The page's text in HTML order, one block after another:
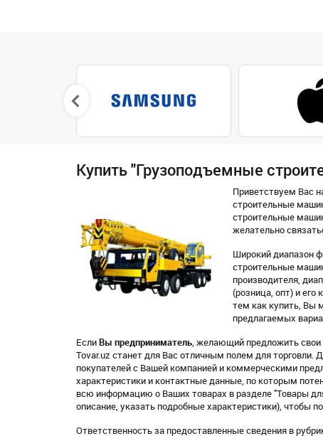
Купить "Грузоподъемные
Приветствуем Вас
строительные
строительные
желательно
Широкий диапазон
строительные
производителя,
(розница, опт) и его
тем как купить, Вы
предлагаемых
Если Вы предприниматель , желающий предложить
Tovar.uz станет для Вас отличным полем для
покупателей с Вашей компанией и коммерческими
характеристики и контактные данные, по которым
всю информацию о Ваших товарах в разделе "Товары
описание, указать подробные характеристики), чтобы
Ответственность за предоставленные сведения в